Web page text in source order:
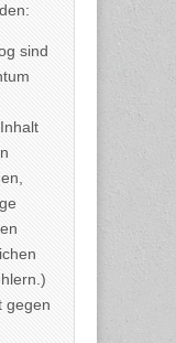
sind
gegen